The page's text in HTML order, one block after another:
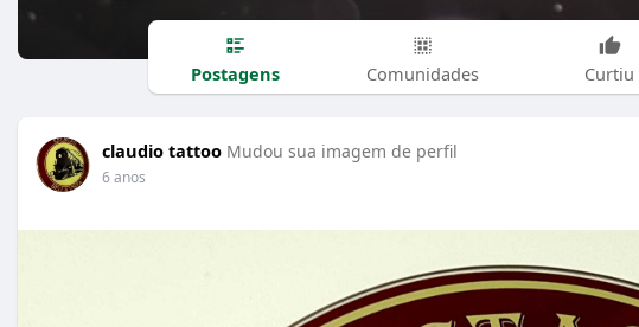
Postagens Comunidades Curtiu
claudio tattoo Mudou sua imagem de perfil
6 anos